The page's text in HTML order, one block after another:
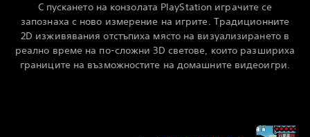
С пускането на конзолата PlayStation играчите се
запознаха с ново измерение на игрите. Традиционните
2D изживявания отстъпиха място на визуализирането в
реално време на по-сложни 3D светове, които разшириха
границите на възможностите на домашните видеоигри.